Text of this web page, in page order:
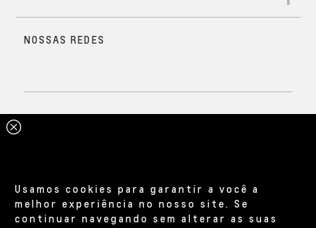
Usamos cookies para garantir a você a
melhor experiência no nosso site. Se
continuar navegando sem alterar as suas